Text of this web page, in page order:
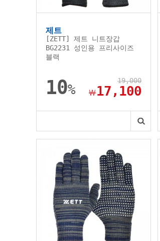
제트
[ZETT] 제트 니트장갑
BG2231 성인용 프리사이즈
블랙
10%
19,000
￦17,100